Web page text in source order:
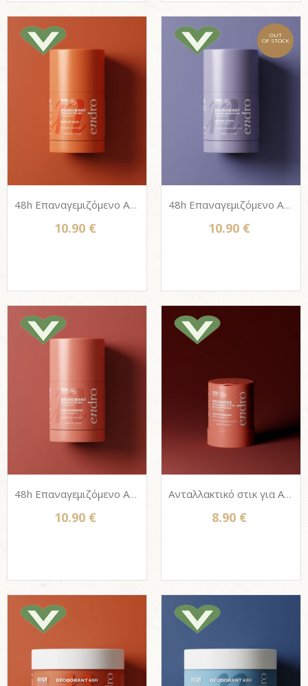
48h Επαναγεμιζόμενο Αποσμητικό στικ σώματος Endro, 100% Φυσικό - Éclat de Soleil 50g
10.90 €
OUT
OF STOCK
48h Επαναγεμιζόμενο Αποσμητικό στικ σώματος Endro, 100% Φυσικό - Velvet Floral (Περί / Εμμηνόπαυση) 50g
10.90 €
48h Επαναγεμιζόμενο Αποσμητικό στικ σώματος Endro, 100% Φυσικό - Τριαντάφυλλο & Σμέουρο (Sensitive) 50g
10.90 €
Ανταλλακτικό στικ για Αποσμητικό σώματος Endro, 100% Φυσικό - Τριαντάφυλλο & Σμέουρο (Sensitive) 50g
8.90 €